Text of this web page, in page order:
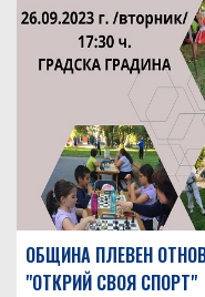
ОБЩИНА ПЛЕВЕН
"ОТКРИЙ СВОЯ СПОРТ"